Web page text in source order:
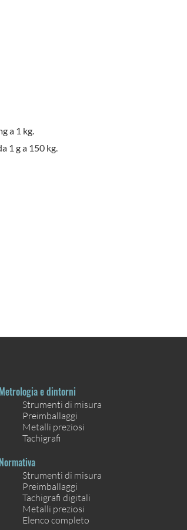
a 1 kg.
1 g a 150 kg.
Metrologia e dintorni
Strumenti di misura
Preimballaggi
Metalli preziosi
Tachigrafi
Normativa
Strumenti di misura
Preimballaggi
Tachigrafi digitali
Metalli preziosi
Elenco completo